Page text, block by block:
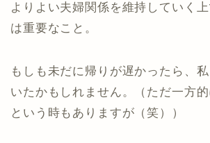
よりよい夫婦関係を維持していく
は重要なこと。
もしも未だに帰りが遅かったら、
いたかもしれません。（ただ一方的
という時もありますが（笑））